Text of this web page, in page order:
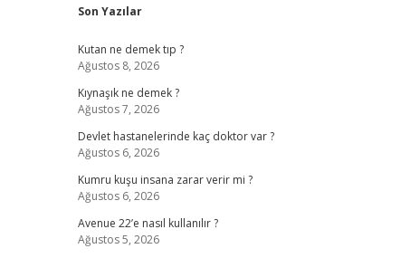
Sidebar
Son Yazılar
Kutan ne demek tıp ?
Ağustos 8, 2026
Kıynaşık ne demek ?
Ağustos 7, 2026
Devlet hastanelerinde kaç doktor var ?
Ağustos 6, 2026
Kumru kuşu insana zarar verir mi ?
Ağustos 6, 2026
Avenue 22’e nasıl kullanılır ?
Ağustos 5, 2026